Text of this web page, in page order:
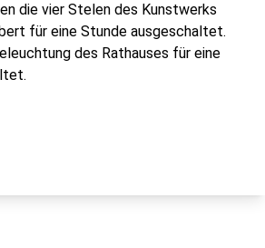
die vier Stelen des Kunstwerks
für eine Stunde ausgeschaltet.
des Rathauses für eine